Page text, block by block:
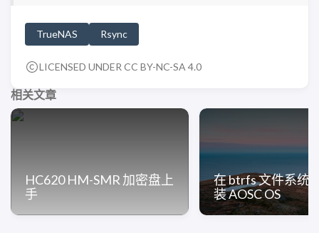
TrueNAS Rsync
LICENSED UNDER CC BY-NC-SA 4.0
相关文章
HC620 HM-SMR 加密盘上
手
在 btrfs 文件系统
装 AOSC OS